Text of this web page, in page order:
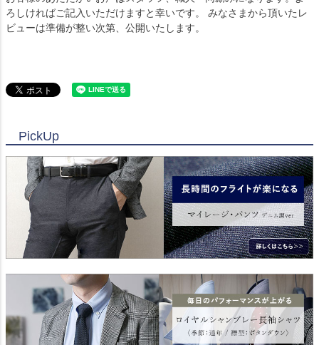
ろしければご記入いただけますと幸いです。 みなさまから頂いたレ
ビューは準備が整い次第、公開いたします。
PickUp